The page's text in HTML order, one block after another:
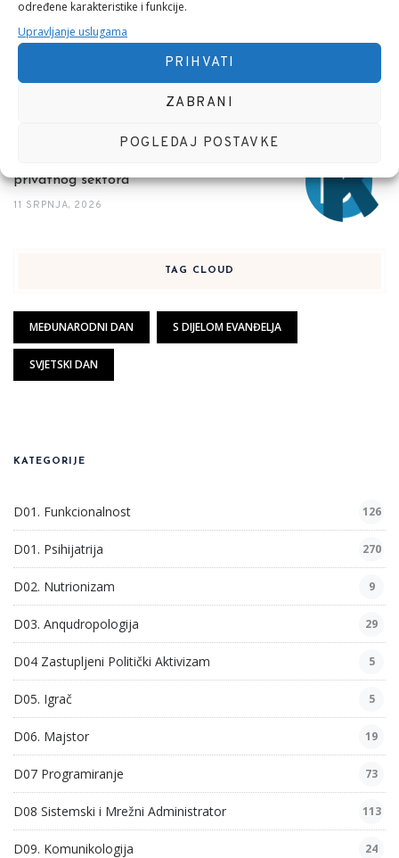
određene karakteristike i funkcije.
Upravljanje uslugama
PRIHVATI
ZABRANI
POGLEDAJ POSTAVKE
Političar novog kova
privatnog sektora
11 SRPNJA, 2026
TAG CLOUD
MEĐUNARODNI DAN S DIJELOM EVANĐELJA
SVJETSKI DAN
KATEGORIJE
D01. Funkcionalnost 126
D01. Psihijatrija 270
D02. Nutrionizam 9
D03. Anqudropologija 29
D04 Zastupljeni Politički Aktivizam 5
D05. Igrač 5
D06. Majstor 19
D07 Programiranje 73
D08 Sistemski i Mrežni Administrator 113
D09. Komunikologija 24